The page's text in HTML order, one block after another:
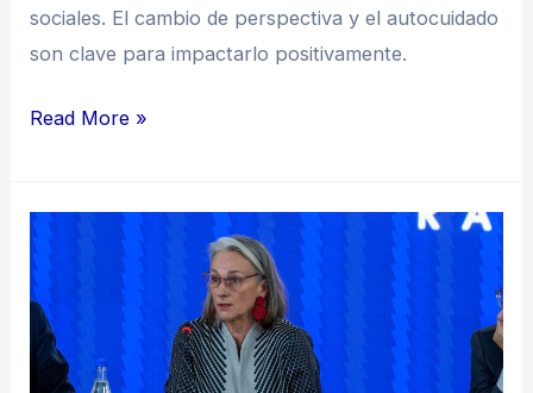
sociales. El cambio de perspectiva y el autocuidado
son clave para impactarlo positivamente.
Read More »
Para
UNICEF,
Colombia
debe
priorizar